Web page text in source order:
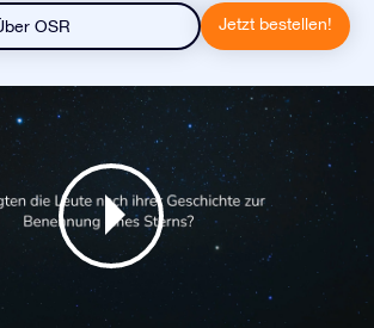
OSR Jetzt bestellen!